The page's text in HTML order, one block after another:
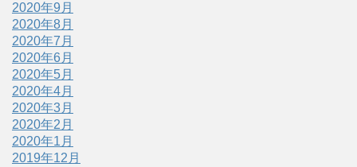
2020年9月
2020年8月
2020年7月
2020年6月
2020年5月
2020年4月
2020年3月
2020年2月
2020年1月
2019年12月